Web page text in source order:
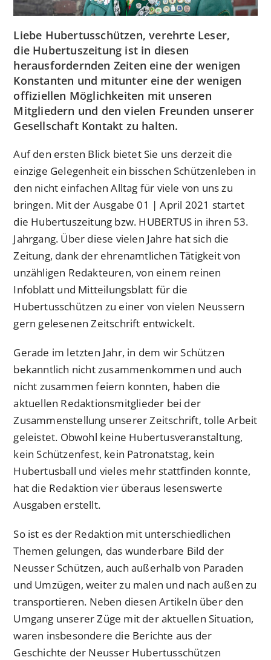
Liebe Hubertusschützen, verehrte Leser,
die Hubertuszeitung ist in diesen
herausfordernden Zeiten eine der wenigen
Konstanten und mitunter eine der wenigen
offiziellen Möglichkeiten mit unseren
Mitgliedern und den vielen Freunden unserer
Gesellschaft Kontakt zu halten.
Auf den ersten Blick bietet Sie uns derzeit die
einzige Gelegenheit ein bisschen Schützenleben in
den nicht einfachen Alltag für viele von uns zu
bringen. Mit der Ausgabe 01 | April 2021 startet
die Hubertuszeitung bzw. HUBERTUS in ihren 53.
Jahrgang. Über diese vielen Jahre hat sich die
Zeitung, dank der ehrenamtlichen Tätigkeit von
unzähligen Redakteuren, von einem reinen
Infoblatt und Mitteilungsblatt für die
Hubertusschützen zu einer von vielen Neussern
gern gelesenen Zeitschrift entwickelt.
Gerade im letzten Jahr, in dem wir Schützen
bekanntlich nicht zusammenkommen und auch
nicht zusammen feiern konnten, haben die
aktuellen Redaktionsmitglieder bei der
Zusammenstellung unserer Zeitschrift, tolle Arbeit
geleistet. Obwohl keine Hubertusveranstaltung,
kein Schützenfest, kein Patronatstag, kein
Hubertusball und vieles mehr stattfinden konnte,
hat die Redaktion vier überaus lesenswerte
Ausgaben erstellt.
So ist es der Redaktion mit unterschiedlichen
Themen gelungen, das wunderbare Bild der
Neusser Schützen, auch außerhalb von Paraden
und Umzügen, weiter zu malen und nach außen zu
transportieren. Neben diesen Artikeln über den
Umgang unserer Züge mit der aktuellen Situation,
waren insbesondere die Berichte aus der
Geschichte der Neusser Hubertusschützen